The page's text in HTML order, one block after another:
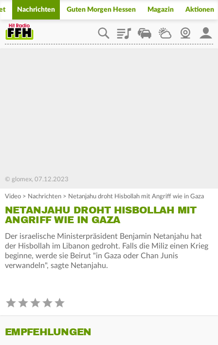
Nachrichten Guten Morgen Hessen Magazin Aktionen
PlaylistStaupilotWetterWebcam
© glomex, 07.12.2023
Video > Nachrichten > Netanjahu droht Hisbollah mit Angriff wie in Gaza
NETANJAHU DROHT HISBOLLAH MIT
ANGRIFF WIE IN GAZA
Der israelische Ministerpräsident Benjamin Netanjahu hat
der Hisbollah im Libanon gedroht. Falls die Miliz einen Krieg
beginne, werde sie Beirut "in Gaza oder Chan Junis
verwandeln", sagte Netanjahu.
EMPFEHLUNGEN